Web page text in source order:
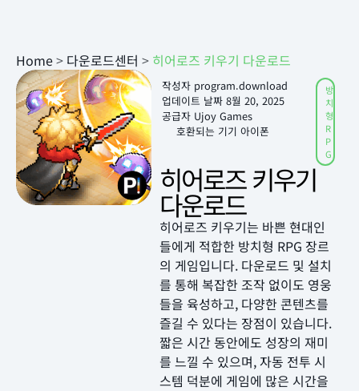
Home> 다운로드센터 > 히어로즈 키우기 다운로드
작성자 program.download
업데이트 날짜 8월 20, 2025
공급자 Ujoy Games
호환되는 기기 아이폰
방
치
형
R
P
G
히어로즈 키우기
다운로드
히어로즈 키우기는 바쁜 현대인
들에게 적합한 방치형 RPG 장르
의 게임입니다. 다운로드 및 설치
를 통해 복잡한 조작 없이도 영웅
들을 육성하고, 다양한 콘텐츠를
즐길 수 있다는 장점이 있습니다.
짧은 시간 동안에도 성장의 재미
를 느낄 수 있으며, 자동 전투 시
스템 덕분에 게임에 많은 시간을